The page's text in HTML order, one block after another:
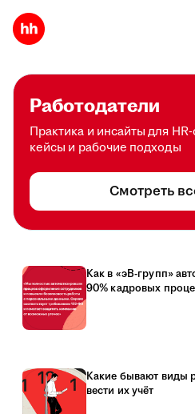
Работодатели
Практика и инсайты для
кейсы и рабочие подходы
Смотреть
Как в «эВ-групп»
90% кадровых
Какие бывают виды
вести их учёт